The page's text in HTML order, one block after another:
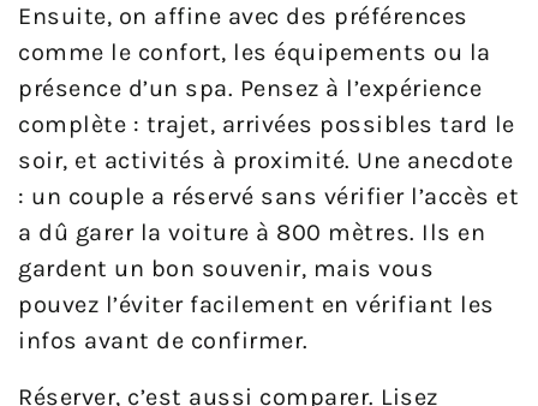
Ensuite, on affine avec des préférences
comme le confort, les équipements ou la
présence d’un spa. Pensez à l’expérience
complète : trajet, arrivées possibles tard le
soir, et activités à proximité. Une anecdote
: un couple a réservé sans vérifier l’accès et
a dû garer la voiture à 800 mètres. Ils en
gardent un bon souvenir, mais vous
pouvez l’éviter facilement en vérifiant les
infos avant de confirmer.
Réserver, c’est aussi comparer. Lisez